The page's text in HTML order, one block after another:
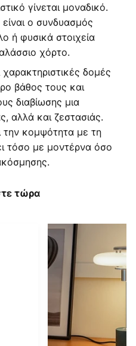
γίνεται μοναδικό.
είναι ο συνδυασμός
ή φυσικά στοιχεία
χόρτο.
δομές
βάθος τους και
διαβίωσης μια
αλλά και ζεστασιάς.
την κομψότητα με τη
τόσο με μοντέρνα όσο
τώρα